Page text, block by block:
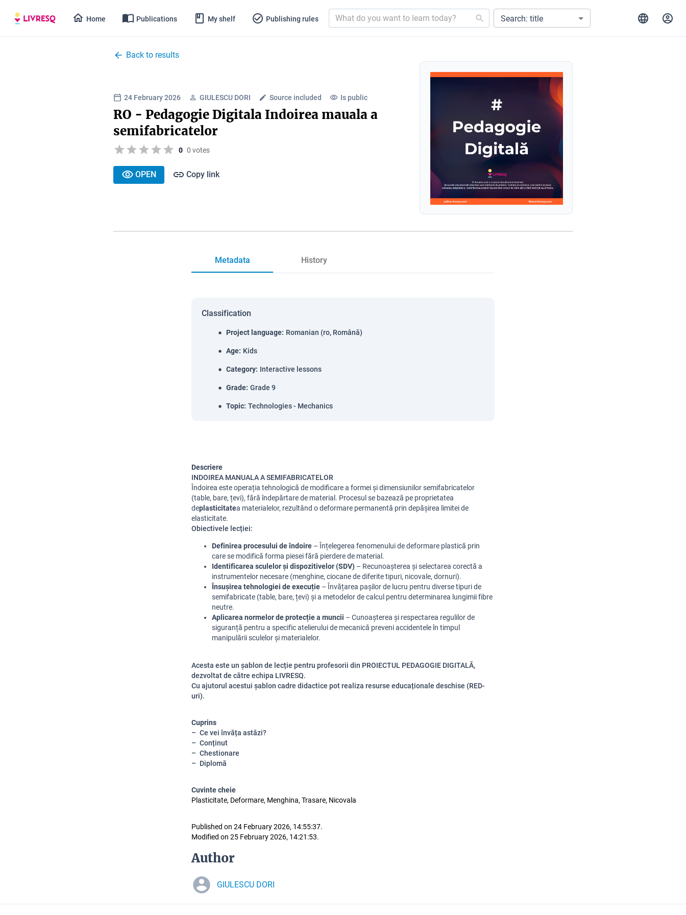
Home Publications My shelf Publishing rules Search: title
Back to results
24 February 2026 GIULESCU DORI Source included Is public
RO - Pedagogie Digitala Indoirea mauala a
semifabricatelor
0 0 votes
OPEN Copy link
Metadata History
Classification
Project language: Romanian (ro, Română)
Age: Kids
Category: Interactive lessons
Grade: Grade 9
Topic: Technologies - Mechanics
Descriere
INDOIREA MANUALA A SEMIFABRICATELOR
Îndoirea este operația tehnologică de modificare a formei și dimensiunilor semifabricatelor
(table, bare, țevi), fără îndepărtare de material. Procesul se bazează pe proprietatea
deplasticitatea materialelor, rezultând o deformare permanentă prin depășirea limitei de
elasticitate.
Obiectivele lecției:
Definirea procesului de îndoire – Înțelegerea fenomenului de deformare plastică prin
care se modifică forma piesei fără pierdere de material.
Identificarea sculelor și dispozitivelor (SDV) – Recunoașterea și selectarea corectă a
instrumentelor necesare (menghine, ciocane de diferite tipuri, nicovale, dornuri).
Însușirea tehnologiei de execuție – Învățarea pașilor de lucru pentru diverse tipuri de
semifabricate (table, bare, țevi) și a metodelor de calcul pentru determinarea lungimii fibre
neutre.
Aplicarea normelor de protecție a muncii – Cunoașterea și respectarea regulilor de
siguranță pentru a specific atelierului de mecanică preveni accidentele în timpul
manipulării sculelor și materialelor.
Acesta este un șablon de lecție pentru profesorii din PROIECTUL PEDAGOGIE DIGITALĂ,
dezvoltat de către echipa LIVRESQ.
Cu ajutorul acestui șablon cadre didactice pot realiza resurse educaționale deschise (RED-
uri).
Cuprins
Ce vei învăța astăzi?
Conținut
Chestionare
Diplomă
Cuvinte cheie
Plasticitate, Deformare, Menghina, Trasare, Nicovala
Published on 24 February 2026, 14:55:37.
Modified on 25 February 2026, 14:21:53.
Author
GIULESCU DORI